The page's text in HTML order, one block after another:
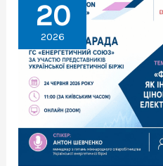
ф’ючерсних
контрактів
та
нові
довгострокові
аукціони
на
ринку
електричної
енергії
України
20
2026